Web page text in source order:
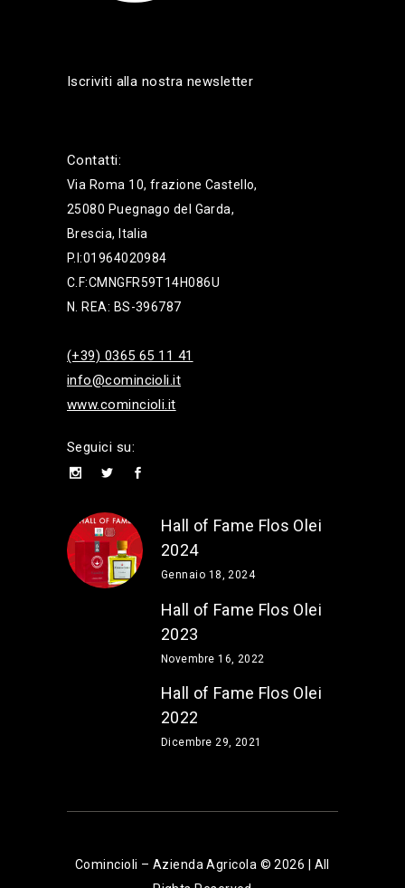
Iscriviti alla nostra newsletter
Contatti:
Via Roma 10, frazione Castello,
25080 Puegnago del Garda,
Brescia, Italia
P.I:01964020984
C.F:CMNGFR59T14H086U
N. REA: BS-396787
(+39) 0365 65 11 41
info@comincioli.it
www.comincioli.it
Seguici su:
Hall of Fame Flos Olei
2024
Gennaio 18, 2024
Hall of Fame Flos Olei
2023
Novembre 16, 2022
Hall of Fame Flos Olei
2022
Dicembre 29, 2021
Comincioli – Azienda Agricola © 2026 | All